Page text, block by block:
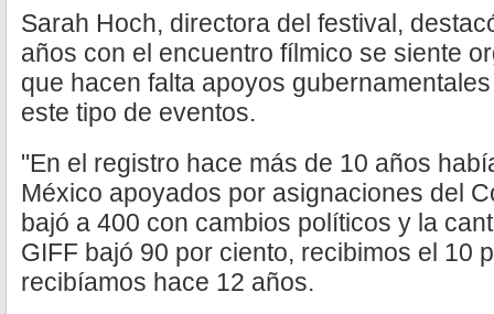
Sarah Hoch, directora del festival,
años con el encuentro fílmico se siente
que hacen falta apoyos
este tipo de eventos.
"En el registro hace más de 10 años
México apoyados por asignaciones del
bajó a 400 con cambios políticos y la
GIFF bajó 90 por ciento, recibimos el 10
recibíamos hace 12 años.